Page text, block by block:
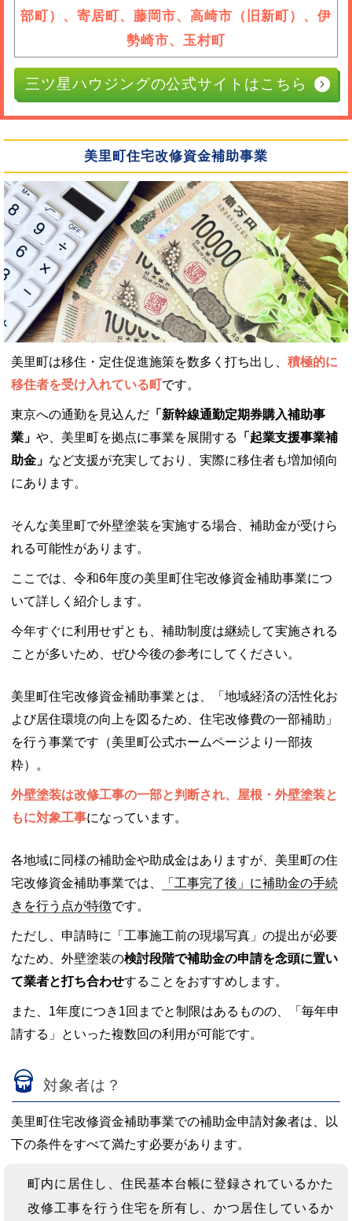
部町）、寄居町、藤岡市、高崎市（旧新町）、伊
勢崎市、玉村町
三ツ星ハウジングの公式サイトはこちら
美里町住宅改修資金補助事業
美里町は移住・定住促進施策を数多く打ち出し、 積極的に
移住者を受け入れている町です。
東京への通勤を見込んだ 「新幹線通勤定期券購入補助事
業」 や、美里町を拠点に事業を展開する
「起業支援事業補
助金」 など支援が充実しており、実際に移住者も増加傾向
にあります。
そんな美里町で外壁塗装を実施する場合、補助金が受けら
れる可能性があります。
ここでは、令和6年度の美里町住宅改修資金補助事業につ
いて詳しく紹介します。
今年すぐに利用せずとも、補助制度は継続して実施される
ことが多いため、ぜひ今後の参考にしてください。
美里町住宅改修資金補助事業とは、「地域経済の活性化お
よび居住環境の向上を図るため、住宅改修費の一部補助」
を行う事業です（美里町公式ホームページより一部抜
粋）。
外壁塗装は改修工事の一部と判断され、屋根・外壁塗装と
もに対象工事になっています。
各地域に同様の補助金や助成金はありますが、美里町の住
宅改修資金補助事業では、
「工事完了後」に補助金の手続
きを行う点が特徴です。
ただし、申請時に「工事施工前の現場写真」の提出が必要
なため、外壁塗装の検討段階で補助金の申請を念頭に置い
て業者と打ち合わせすることをおすすめします。
また、1年度につき1回までと制限はあるものの、「毎年申
請する」といった複数回の利用が可能です。
対象者は？
美里町住宅改修資金補助事業での補助金申請対象者は、以
下の条件をすべて満たす必要があります。
町内に居住し、住民基本台帳に登録されているかた
改修工事を行う住宅を所有し、かつ居住しているか